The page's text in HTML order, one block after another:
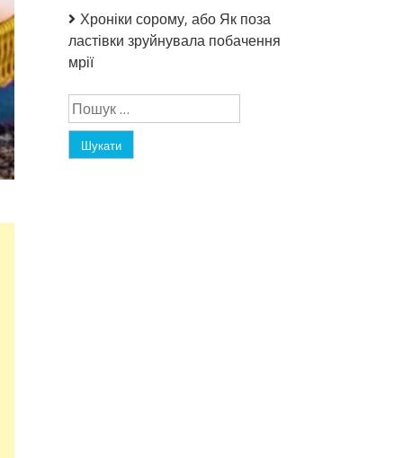
Хроніки сорому, або Як поза
ластівки зруйнувала побачення
мрії
Пошук: